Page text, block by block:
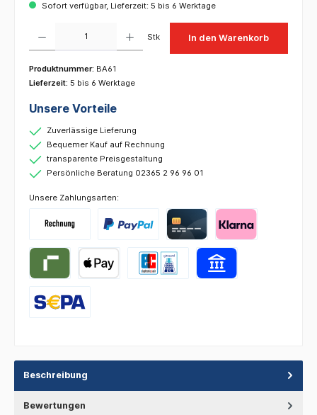
Sofort verfügbar, Lieferzeit: 5 bis 6 Werktage
Stk In den Warenkorb
Produktnummer: BA61
Lieferzeit: 5 bis 6 Werktage
Unsere Vorteile
Zuverlässige Lieferung
Bequemer Kauf auf Rechnung
transparente Preisgestaltung
Persönliche Beratung 02365 2 96 96 01
Unsere Zahlungsarten:
Beschreibung
Bewertungen